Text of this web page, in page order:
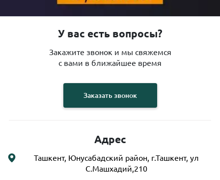
У вас есть вопросы?
Закажите звонок и мы свяжемся
с вами в ближайшее время
Заказать звонок
Адрес
Ташкент, Юнусабадский район, г.Ташкент, ул
С.Машхадий,210